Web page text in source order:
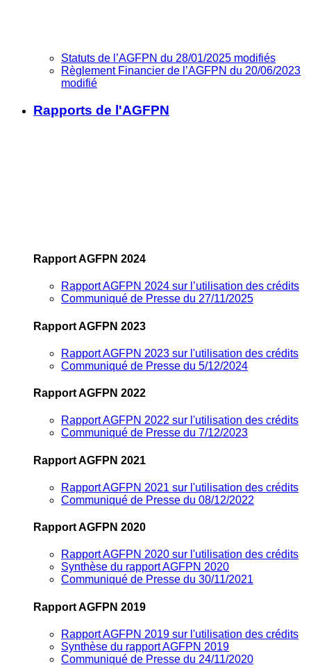
Statuts de l’AGFPN du 28/01/2025 modifiés
Règlement Financier de l’AGFPN du 20/06/2023
modifié
Rapports de l'AGFPN
Rapport AGFPN 2024
Rapport AGFPN 2024 sur l’utilisation des crédits
Communiqué de Presse du 27/11/2025
Rapport AGFPN 2023
Rapport AGFPN 2023 sur l'utilisation des crédits
Communiqué de Presse du 5/12/2024
Rapport AGFPN 2022
Rapport AGFPN 2022 sur l'utilisation des crédits
Communiqué de Presse du 7/12/2023
Rapport AGFPN 2021
Rapport AGFPN 2021 sur l'utilisation des crédits
Communiqué de Presse du 08/12/2022
Rapport AGFPN 2020
Rapport AGFPN 2020 sur l'utilisation des crédits
Synthèse du rapport AGFPN 2020
Communiqué de Presse du 30/11/2021
Rapport AGFPN 2019
Rapport AGFPN 2019 sur l'utilisation des crédits
Synthèse du rapport AGFPN 2019
Communiqué de Presse du 24/11/2020